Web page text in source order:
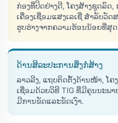
ກ່ອງທີ່ປິດຢ່າງດີ, ໂຄງສ້າງຊຸດລົດ,
ເຄື່ອງເຊື່ອມແສງເລເຊີ່ ສຳລັບວັດ
ຮູບຮ່າງຈາກຄວາມຮ້ອນນ້ອຍທີ່ສຸ
ດ້ານສິລະປະການສິ່ງກໍ່ສ້າງ
ລາວລີງ, ແຖບຕິດຕັ້ງດ້ານໜ້າ, ໂຄ
ເຊື່ອມດ້ວຍວິທີ TIG ທີ່ມີຄຸນນະພ
ມີການຂັດແລະຂັດເງົາ.